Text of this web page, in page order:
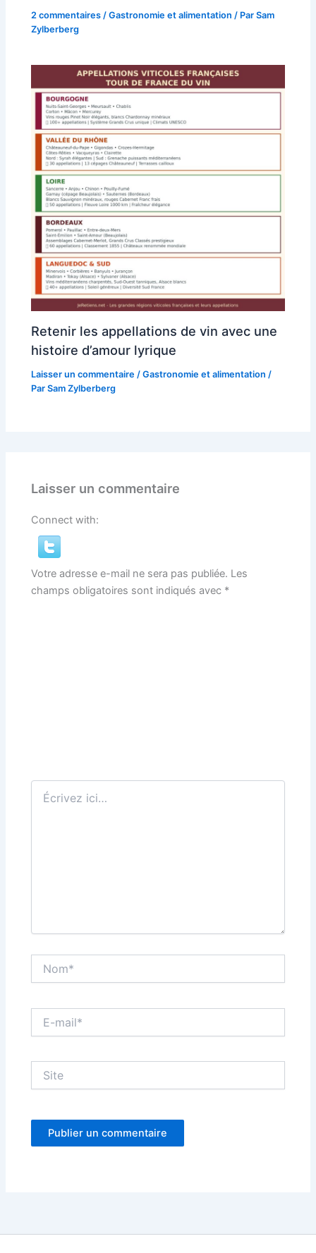
2 commentaires /Gastronomie et alimentation / ParSam
Zylberberg
Retenir les appellations de vin avec une
histoire d’amour lyrique
Laisser un commentaire /Gastronomie et alimentation /
ParSam Zylberberg
Laisser un commentaire
Connect with:
Votre adresse e-mail ne sera pas publiée. Les
champs obligatoires sont indiqués avec *
Écrivez
ici…
mail*